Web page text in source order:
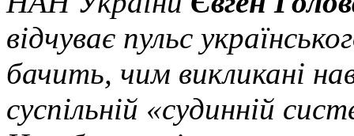
відчуває пульс
бачить, чим викликані
суспільній «судинній